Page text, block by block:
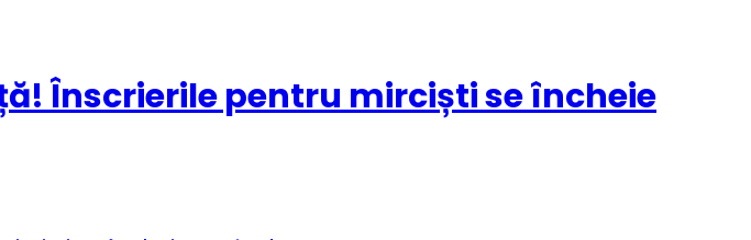
Înscrierile pentru mirciști se încheie